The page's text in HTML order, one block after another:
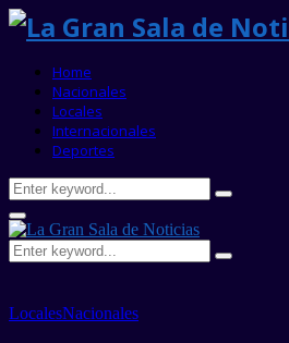
Home
Nacionales
Locales
Internacionales
Deportes
Search
for:
Search
Primary
Menu
Search
for:
Search
LocalesNacionales